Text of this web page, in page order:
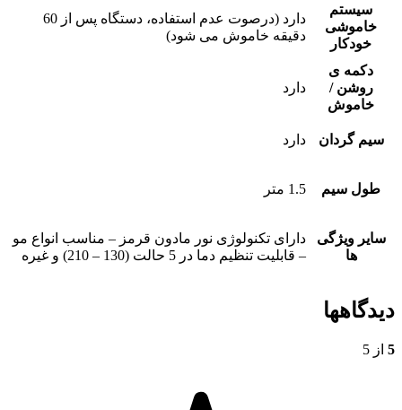
سیستم
خاموشی
خودکار
دارد (درصوت عدم استفاده، دستگاه پس از 60
دقیقه خاموش می شود)
دکمه ی
روشن /
خاموش
دارد
سیم گردان دارد
طول سیم 1.5 متر
سایر ویژگی
ها
دارای تکنولوژی نور مادون قرمز – مناسب انواع مو
– قابلیت تنظیم دما در 5 حالت (130 – 210) و غیره
دیدگاهها
5 از 5